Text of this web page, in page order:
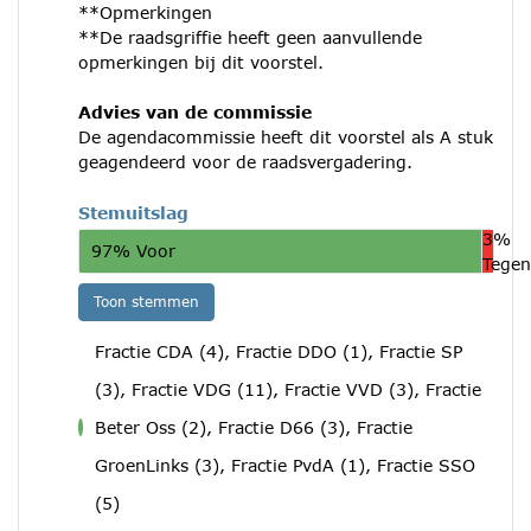
**Opmerkingen
**De raadsgriffie heeft geen aanvullende
opmerkingen bij dit voorstel.
Advies van de commissie
De agendacommissie heeft dit voorstel als A stuk
geagendeerd voor de raadsvergadering.
Stemuitslag
97% Voor
3%
Tegen
Toon stemmen
Fractie CDA (4), Fractie DDO (1), Fractie SP
(3), Fractie VDG (11), Fractie VVD (3), Fractie
Beter Oss (2), Fractie D66 (3), Fractie
GroenLinks (3), Fractie PvdA (1), Fractie SSO
(5)